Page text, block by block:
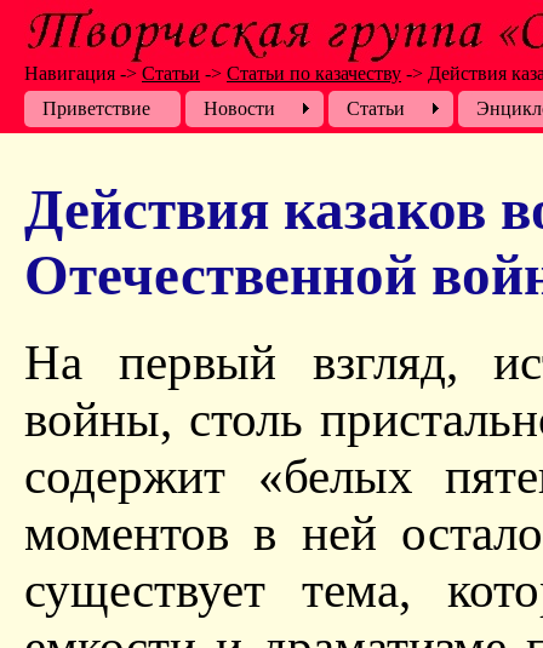
Действия казаков
Отечественной
На первый взгляд,
войны, столь
содержит «белых
моментов в ней
существует тема,
Навигация -> Cтатьи -> Статьи по казачеству -> Действия
Приветствие
Новости Cтатьи